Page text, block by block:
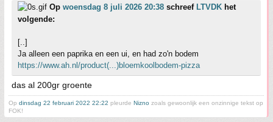
Op woensdag 8 juli 2026 20:38 schreef LTVDK het
volgende:
[..]
Ja alleen een paprika en een ui, en had zo'n bodem
https://www.ah.nl/product(...)bloemkoolbodem-pizza
das al 200gr groente
Op dinsdag 22 februari 2022 22:22 pleurde Nizno zoals gewoonlijk een onzinnige tekst op
FOK!